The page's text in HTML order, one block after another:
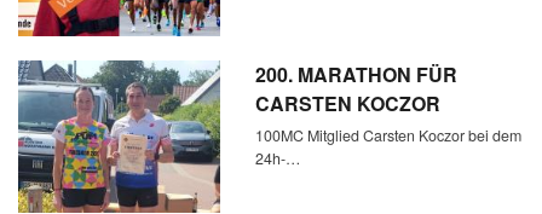
200. MARATHON FÜR
CARSTEN KOCZOR
100MC Mitglied Carsten Koczor bei dem
24h-…